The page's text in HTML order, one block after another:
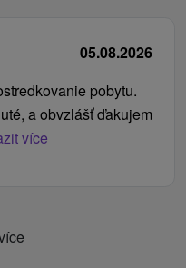
05.08.2026
pobytu.
a obvzlášť ďakujem
více